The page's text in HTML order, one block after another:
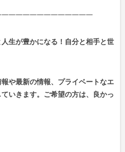
生が豊かになる！自分と相手と世
や最新の情報、プライベートなエ
いきます。ご希望の方は、良かっ